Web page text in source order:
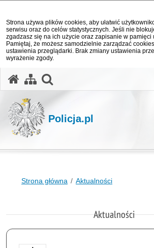
Strona używa plików cookies, aby ułatwić
serwisu oraz do celów statystycznych. Jeśli nie
zgadzasz się na ich użycie oraz zapisanie w pamięci
Pamiętaj, że możesz samodzielnie zarządzać
ustawienia przeglądarki. Brak zmiany ustawienia
wyrażenie zgody.
Policja.pl
Strona główna Aktualności
Aktualności